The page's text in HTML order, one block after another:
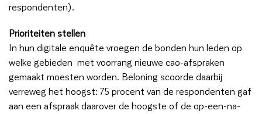
respondenten).
Prioriteiten stellen
In hun digitale enquête vroegen de bonden hun leden op
welke gebieden met voorrang nieuwe cao-afspraken
gemaakt moesten worden. Beloning scoorde daarbij
verreweg het hoogst: 75 procent van de respondenten gaf
aan een afspraak daarover de hoogste of de op-een-na-